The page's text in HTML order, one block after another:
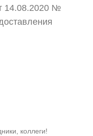
14.08.2020 №
коллеги!